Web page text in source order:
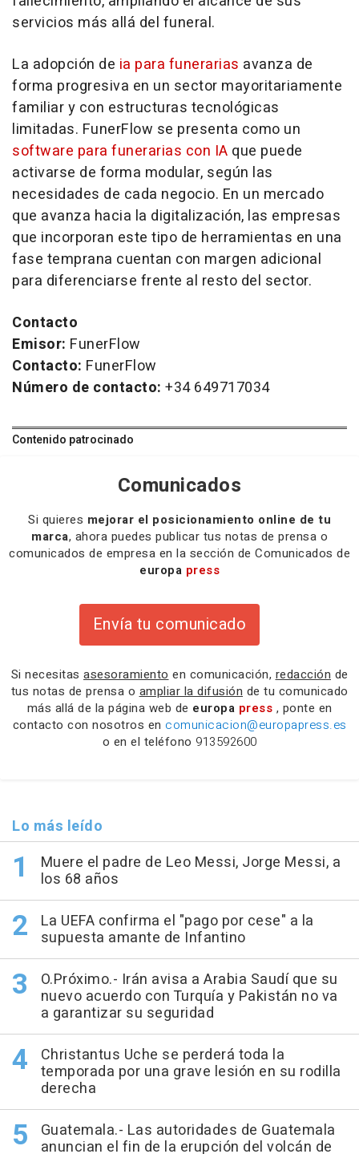
servicios más allá del funeral.
La adopción de ia para funerarias avanza de
forma progresiva en un sector mayoritariamente
familiar y con estructuras tecnológicas
limitadas. FunerFlow se presenta como un
software para funerarias con IA que puede
activarse de forma modular, según las
necesidades de cada negocio. En un mercado
que avanza hacia la digitalización, las empresas
que incorporan este tipo de herramientas en una
fase temprana cuentan con margen adicional
para diferenciarse frente al resto del sector.
Contacto
Emisor: FunerFlow
Contacto: FunerFlow
Número de contacto: +34 649717034
Contenido patrocinado
Comunicados
Si quieres mejorar el posicionamiento online de tu
marca, ahora puedes publicar tus notas de prensa o
comunicados de empresa en la sección de Comunicados de
europa press
Envía tu comunicado
Si necesitas asesoramiento en comunicación, redacción de
tus notas de prensa o ampliar la difusión de tu comunicado
más allá de la página web de europa press , ponte en
contacto con nosotros en comunicacion@europapress.es
o en el teléfono 913592600
Lo más leído
Muere el padre de Leo Messi, Jorge Messi, a
los 68 años
La UEFA confirma el "pago por cese" a la
supuesta amante de Infantino
O.Próximo.- Irán avisa a Arabia Saudí que su
nuevo acuerdo con Turquía y Pakistán no va
a garantizar su seguridad
Christantus Uche se perderá toda la
temporada por una grave lesión en su rodilla
derecha
Guatemala.- Las autoridades de Guatemala
anuncian el fin de la erupción del volcán de